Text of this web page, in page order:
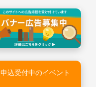
申込受付中のイベント